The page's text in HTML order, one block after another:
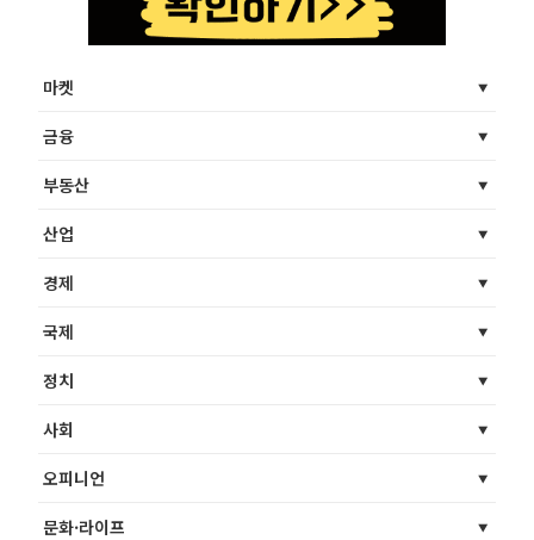
마켓
금융
부동산
산업
경제
국제
정치
사회
오피니언
문화·라이프